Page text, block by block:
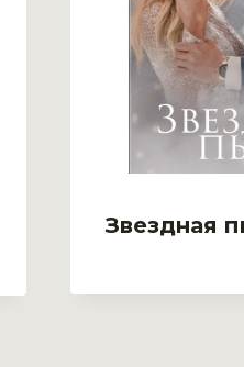
Звездная